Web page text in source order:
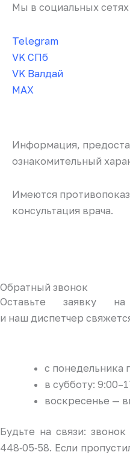
Мы в социальных сетях
Telegram
VK СПб
VK Валдай
MAX
Информация,
ознакомительный
Имеются
консультация врача.
Обратный звонок
Оставьте заявку
и наш диспетчер
с понедельника
в субботу:
воскресенье —
Будьте на связи:
448‑05‑58. Если